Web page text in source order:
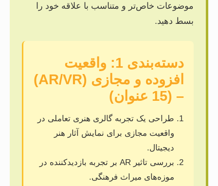
موضوعات خاص‌تر و متناسب با علاقه خود را
بسط دهید.
دسته‌بندی 1: واقعیت
افزوده و مجازی (AR/VR)
– (15 عنوان)
طراحی یک تجربه گالری هنری تعاملی در
واقعیت مجازی برای نمایش آثار هنر
دیجیتال.
بررسی تاثیر AR بر تجربه بازدیدکننده در
موزه‌های میراث فرهنگی.